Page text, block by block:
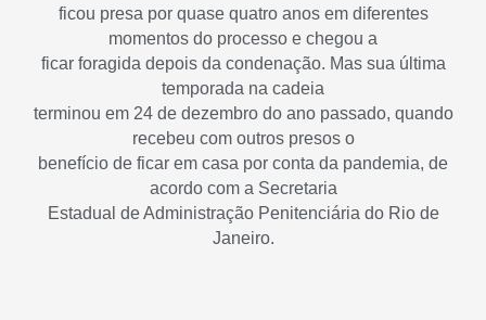
ficou presa por quase quatro anos em diferentes
momentos do processo e chegou a
ficar foragida depois da condenação. Mas sua última
temporada na cadeia
terminou em 24 de dezembro do ano passado, quando
recebeu com outros presos o
benefício de ficar em casa por conta da pandemia, de
acordo com a Secretaria
Estadual de Administração Penitenciária do Rio de
Janeiro.